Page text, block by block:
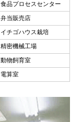
食品プロセスセンター
弁当販売店
イチゴハウス栽培
精密機械工場
動物飼育室
電算室